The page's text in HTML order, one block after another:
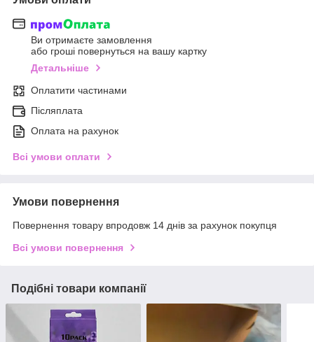
Ви отримаєте замовлення
або гроші повернуться на вашу картку
Детальніше
Оплатити частинами
Післяплата
Оплата на рахунок
Всі умови оплати
Умови повернення
Повернення товару впродовж 14 днів за рахунок покупця
Всі умови повернення
Подібні товари компанії